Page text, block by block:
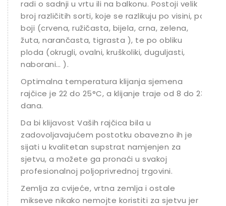
radi o sadnji u vrtu ili na balkonu. Postoji velik
broj različitih sorti, koje se razlikuju po visini, po
boji (crvena, ružičasta, bijela, crna, zelena,
žuta, narančasta, tigrasta ), te po obliku
ploda (okrugli, ovalni, kruškoliki, duguljasti,
naborani… ).
Optimalna temperatura klijanja sjemena
rajčice je 22 do 25°C, a klijanje traje od 8 do 23
dana.
Da bi klijavost Vaših rajčica bila u
zadovoljavajućem postotku obavezno ih je
sijati u kvalitetan supstrat namjenjen za
sjetvu, a možete ga pronaći u svakoj
profesionalnoj poljoprivrednoj trgovini.
Zemlja za cvijeće, vrtna zemlja i ostale
mikseve nikako nemojte koristiti za sjetvu jer